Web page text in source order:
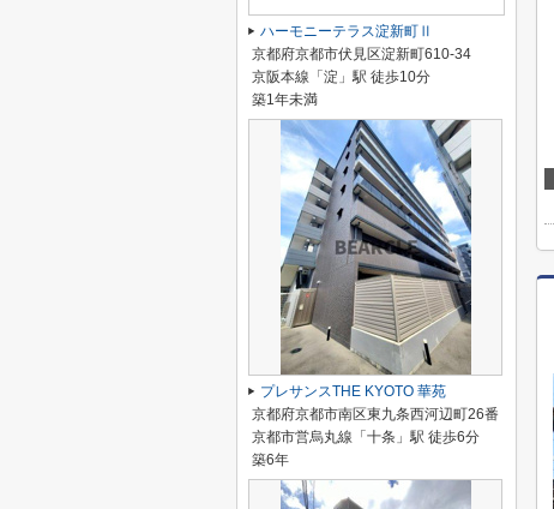
ハーモニーテラス淀新町Ⅱ
京都府京都市伏見区淀新町610-34
京阪本線「淀」駅 徒歩10分
築1年未満
プレサンスTHE KYOTO 華苑
京都府京都市南区東九条西河辺町26番
京都市営烏丸線「十条」駅 徒歩6分
築6年